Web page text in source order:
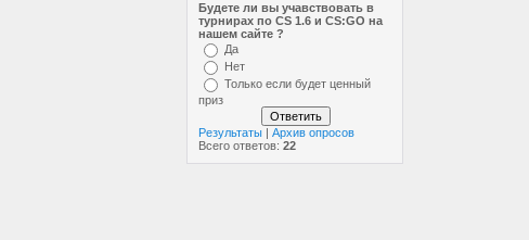
Будете ли вы учавствовать в
турнирах по CS 1.6 и CS:GO на
нашем сайте ?
Да
Нет
Только если будет ценный
приз
Результаты | Архив опросов
Всего ответов: 22